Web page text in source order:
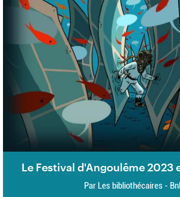
Le Festival d'Angoulême 2023
Par Les bibliothécaires -